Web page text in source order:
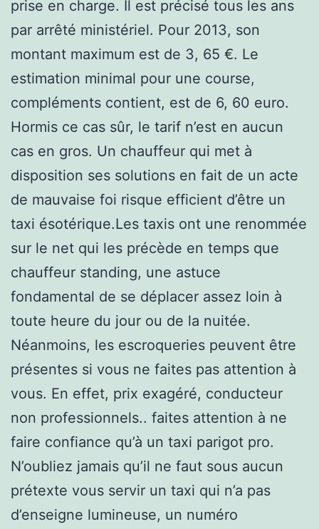
prise en charge. Il est précisé tous les ans
par arrêté ministériel. Pour 2013, son
montant maximum est de 3, 65 €. Le
estimation minimal pour une course,
compléments contient, est de 6, 60 euro.
Hormis ce cas sûr, le tarif n’est en aucun
cas en gros. Un chauffeur qui met à
disposition ses solutions en fait de un acte
de mauvaise foi risque efficient d’être un
taxi ésotérique.Les taxis ont une renommée
sur le net qui les précède en temps que
chauffeur standing, une astuce
fondamental de se déplacer assez loin à
toute heure du jour ou de la nuitée.
Néanmoins, les escroqueries peuvent être
présentes si vous ne faites pas attention à
vous. En effet, prix exagéré, conducteur
non professionnels.. faites attention à ne
faire confiance qu’à un taxi parigot pro.
N’oubliez jamais qu’il ne faut sous aucun
prétexte vous servir un taxi qui n’a pas
d’enseigne lumineuse, un numéro